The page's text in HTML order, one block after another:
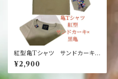
紅型亀Tシャツ サンドカーキ×
黒亀 パッチワーク お土産
南国 島日和 カーキ ウミガ
メ ブラック
¥2,900